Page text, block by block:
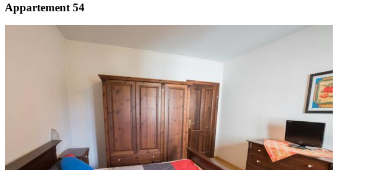
Appartement 54